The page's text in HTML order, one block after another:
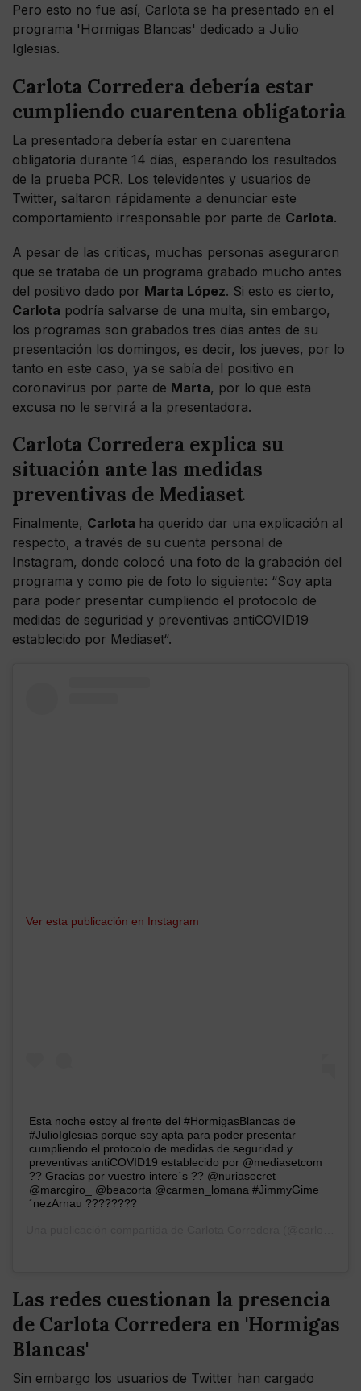
Pero esto no fue así, Carlota se ha presentado en el
programa 'Hormigas Blancas' dedicado a Julio
Iglesias.
Carlota Corredera debería estar
cumpliendo cuarentena obligatoria
La presentadora debería estar en cuarentena
obligatoria durante 14 días, esperando los resultados
de la prueba PCR. Los televidentes y usuarios de
Twitter, saltaron rápidamente a denunciar este
comportamiento irresponsable por parte de Carlota.
A pesar de las criticas, muchas personas aseguraron
que se trataba de un programa grabado mucho antes
del positivo dado por Marta López. Si esto es cierto,
Carlota podría salvarse de una multa, sin embargo,
los programas son grabados tres días antes de su
presentación los domingos, es decir, los jueves, por lo
tanto en este caso, ya se sabía del positivo en
coronavirus por parte de Marta, por lo que esta
excusa no le servirá a la presentadora.
Carlota Corredera explica su
situación ante las medidas
preventivas de Mediaset
Finalmente, Carlota ha querido dar una explicación al
respecto, a través de su cuenta personal de
Instagram, donde colocó una foto de la grabación del
programa y como pie de foto lo siguiente: “Soy apta
para poder presentar cumpliendo el protocolo de
medidas de seguridad y preventivas antiCOVID19
establecido por Mediaset“.
Ver esta publicación en Instagram
Esta noche estoy al frente del #HormigasBlancas de
#JulioIglesias porque soy apta para poder presentar
cumpliendo el protocolo de medidas de seguridad y
preventivas antiCOVID19 establecido por @mediasetcom
?? Gracias por vuestro intere´s ?? @nuriasecret
@marcgiro_ @beacorta @carmen_lomana #JimmyGime
´nezArnau ????????
Las redes cuestionan la presencia
de Carlota Corredera en 'Hormigas
Blancas'
Sin embargo los usuarios de Twitter han cargado